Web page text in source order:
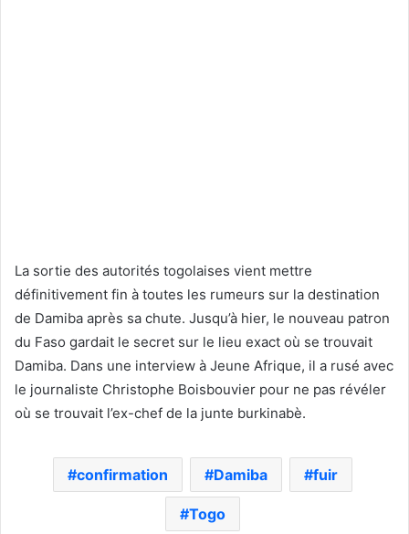
La sortie des autorités togolaises vient mettre
définitivement fin à toutes les rumeurs sur la destination
de Damiba après sa chute. Jusqu’à hier, le nouveau patron
du Faso gardait le secret sur le lieu exact où se trouvait
Damiba. Dans une interview à Jeune Afrique, il a rusé avec
le journaliste Christophe Boisbouvier pour ne pas révéler
où se trouvait l’ex-chef de la junte burkinabè.
confirmation Damiba fuir
Togo